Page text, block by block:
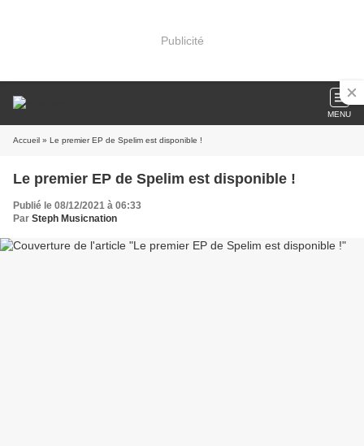
Publicité
MENU
Accueil » Le premier EP de Spelim est disponible !
Le premier EP de Spelim est disponible !
Publié le 08/12/2021 à 06:33
Par Steph Musicnation